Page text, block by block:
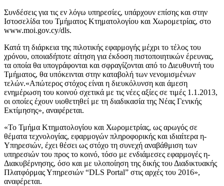
Συνδέσεις για τις εν λόγω υπηρεσίες, υπάρχουν επίσης και στην
Ιστοσελίδα του Τμήματος Κτηματολογίου και Χωρομετρίας, στο
www.moi.gov.cy/dls.
Κατά τη διάρκεια της πιλοτικής εφαρμογής μέχρι το τέλος του
χρόνου, οποιαδήποτε αίτηση για έκδοση πιστοποιητικών έρευνας,
τα οποία θα υπογράφονται και σφραγίζονται από το Διευθυντή του
Τμήματος, θα υπόκεινται στην καταβολή των νενομισμένων
τελών.«Απώτερος στόχος είναι η διευκόλυνση και άμεση
ενημέρωση του κοινού σχετικά με τις νέες αξίες σε τιμές 1.1.2013,
οι οποίες έχουν υιοθετηθεί με τη διαδικασία της Νέας Γενικής
Εκτίμησης», αναφέρεται.
«Το Τμήμα Κτηματολογίου και Χωρομετρίας, ως αρωγός σε
θέματα τεχνολογίας, εφαρμογών πληροφορικής και ιδιαίτερα η-
Υπηρεσιών, έχει θέσει ως στόχο τη συνεχή αναβάθμιση των
υπηρεσιών του προς το κοινό, τόσο με ενδιάμεσες εφαρμογές η-
Διακυβέρνησης, όσο και με υλοποίηση της δικής του Διαδικτυακής
Πλατφόρμας Υπηρεσιών “DLS Portal” στις αρχές του 2016»,
αναφέρεται.